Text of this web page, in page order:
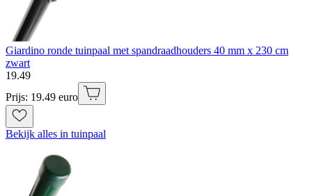
Giardino ronde tuinpaal met spandraadhouders 40 mm x 230 cm
zwart
19.49
Prijs: 19.49 euro
Bekijk alles in tuinpaal